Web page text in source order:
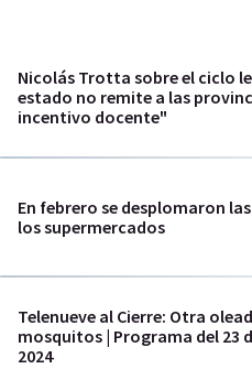
Nicolás Trotta sobre el ciclo
estado no remite a las
incentivo docente"
En febrero se desplomaron
los supermercados
Telenueve al Cierre: Otra
mosquitos | Programa del 23
2024